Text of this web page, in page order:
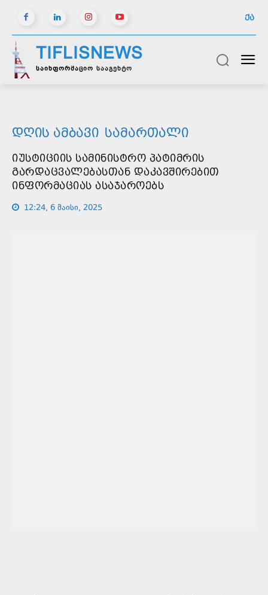
ᲥᲐ
TIFLISNEWS
საინფორმაციო სააგენტო
ᲓᲦᲘᲡ ᲐᲛᲑᲐᲕᲘ ᲡᲐᲛᲐᲠᲗᲐᲚᲘ
ᲘᲣᲡᲢᲘᲪᲘᲘᲡ ᲡᲐᲛᲘᲜᲘᲡᲢᲠᲝ ᲞᲐᲢᲘᲛᲠᲘᲡ
ᲒᲐᲠᲓᲐᲪᲕᲐᲚᲔᲑᲐᲡᲗᲐᲜ ᲓᲐᲙᲐᲕᲨᲘᲠᲔᲑᲘᲗ
ᲘᲜᲤᲝᲠᲛᲐᲪᲘᲐᲡ ᲐᲡᲐᲯᲐᲠᲝᲔᲑᲡ
12:24, 6 მაისი, 2025